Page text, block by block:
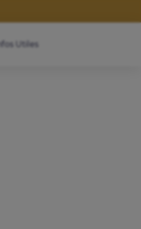
Utiles